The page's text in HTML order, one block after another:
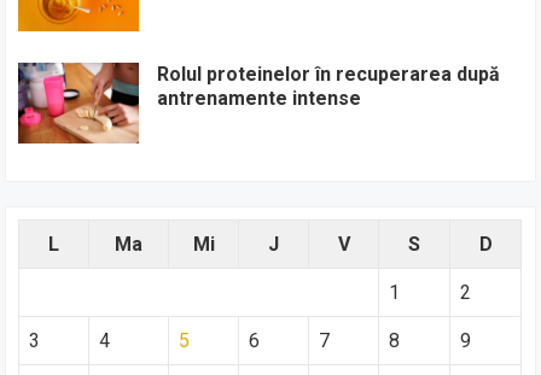
Rolul proteinelor în recuperarea după
antrenamente intense
L Ma Mi J V S D
1 2
3 4 5 6 7 8 9